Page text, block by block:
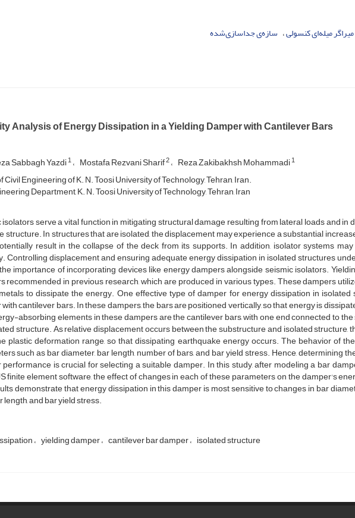
میراگر میله‌ای کنسولی سازه‌ی جداسازی‌شده
Analysis of Energy Dissipation in a Yielding Damper with Cantilever Bars
Sabbagh Yazdi1 Mostafa Rezvani Sharif2 Reza Zakibakhsh Mohammadi1
Engineering of K. N. Toosi University of Technology, Tehran, Iran.
Department, K. N. Toosi University of Technology, Tehran, Iran
serve a vital function in mitigating structural damage resulting from lateral loads and in
structure. In structures that are isolated, the displacement may experience a substantial
result in the collapse of the deck from its supports. In addition, isolator systems
Controlling displacement and ensuring adequate energy dissipation in isolated structures
importance of incorporating devices like energy dampers alongside seismic isolators.
recommended in previous research, which are produced in various types. These dampers
to dissipate the energy. One effective type of damper for energy dissipation in
cantilever bars. In these dampers, the bars are positioned vertically, so that energy is
absorbing elements in these dampers are the cantilever bars, with one end connected to
structure. As relative displacement occurs between the substructure and isolated structure,
plastic deformation range, so that dissipating earthquake energy occurs. The behavior of
such as bar diameter, bar length, number of bars, and bar yield stress. Hence, determining
is crucial for selecting a suitable damper. In this study, after modeling a bar
finite element software, the effect of changes in each of these parameters on the damper's
demonstrate that energy dissipation in this damper is most sensitive to changes in bar
length, and bar yield stress.
yielding damper cantilever bar damper isolated structure